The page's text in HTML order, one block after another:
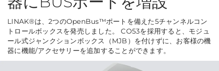
LINAK®は、2つのOpenBus™ポートを備えた5チャンネルコン
トロールボックスを発売しました。 CO53を採用すると、モジュ
ール式ジャンクションボックス（MJB）を付けずに、お客様の機
器に機能/アクセサリーを追加することができます。